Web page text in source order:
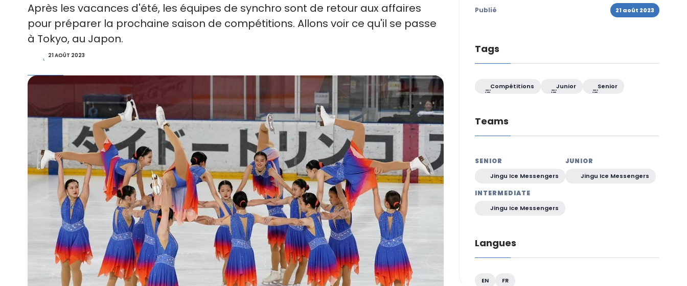
Après les vacances d'été, les équipes de synchro sont de retour aux affaires
pour préparer la prochaine saison de compétitions. Allons voir ce qu'il se passe
à Tokyo, au Japon.
21 AOÛT 2023
Publié 21 août 2023
Tags
Compétitions Junior Senior
Teams
SENIOR
Jingu Ice Messengers
JUNIOR
Jingu Ice Messengers
INTERMEDIATE
Jingu Ice Messengers
Langues
EN FR